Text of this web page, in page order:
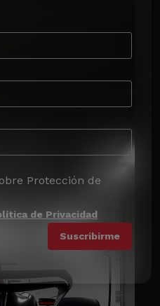
Protección de
de Privacidad